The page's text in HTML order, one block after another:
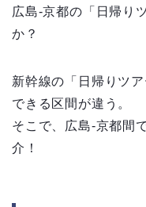
広島-京都の「日帰り
か？
新幹線の「日帰りツ
できる区間が違う。
そこで、広島-京都間
介！